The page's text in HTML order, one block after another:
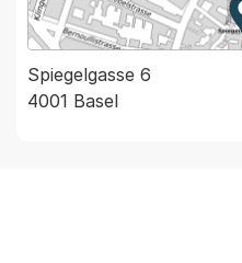
Spiegelgasse 6
4001 Basel